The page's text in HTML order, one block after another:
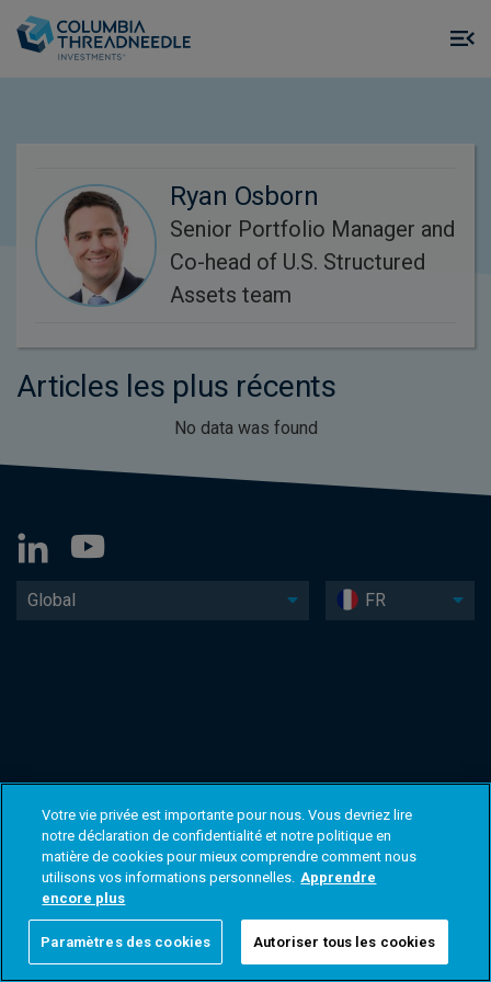
Ryan Osborn
Senior Portfolio Manager and
Co-head of U.S. Structured
Assets team
Articles les plus récents
No data was found
Global FR
Votre vie privée est importante pour nous. Vous devriez lire
notre déclaration de confidentialité et notre politique en
matière de cookies pour mieux comprendre comment nous
utilisons vos informations personnelles. Apprendre
encore plus
Paramètres des cookies Autoriser tous les cookies